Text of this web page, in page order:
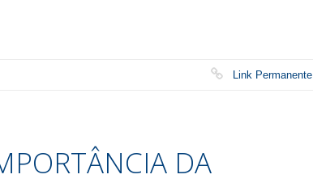
Link Permanente
DA